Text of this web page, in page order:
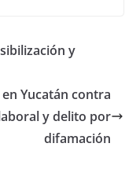
y
Yucatán contra
y delito por
difamación